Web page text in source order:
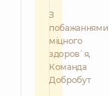
З
побажаннями
міцного
здоров`я,
Команда
Добробут